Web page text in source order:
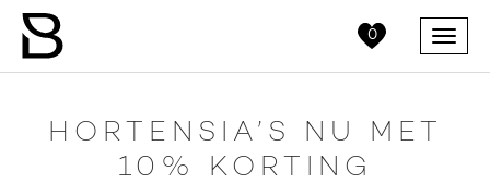
0 Menu
HORTENSIA’S NU MET
10% KORTING